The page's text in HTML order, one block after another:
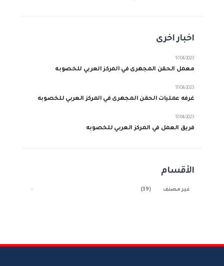
اخبار اخرى
معمل الحقن المجهرى في المركز العربي للخصوبه
17/04/2023
غرفه عمليات الحقن المجهرى في المركز العربي للخصوبه
17/04/2023
فريق العمل في المركز العربي للخصوبه
17/04/2023
الأقسام
غير مصنف (39)